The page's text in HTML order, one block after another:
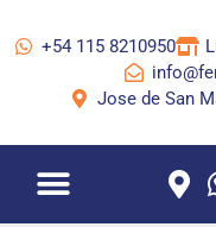
+54 115 8210950
Jose de San